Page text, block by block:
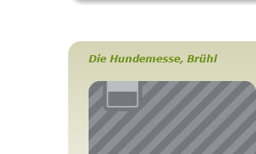
Die Hundemesse, Brühl